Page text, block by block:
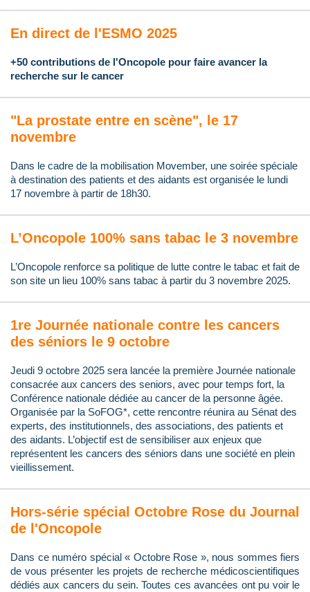
En direct de l'ESMO 2025
+50 contributions de l'Oncopole pour faire avancer la
recherche sur le cancer
"La prostate entre en scène", le 17
novembre
Dans le cadre de la mobilisation Movember, une soirée spéciale
à destination des patients et des aidants est organisée le lundi
17 novembre à partir de 18h30.
L’Oncopole 100% sans tabac le 3 novembre
L’Oncopole renforce sa politique de lutte contre le tabac et fait de
son site un lieu 100% sans tabac à partir du 3 novembre 2025.
1re Journée nationale contre les cancers
des séniors le 9 octobre
Jeudi 9 octobre 2025 sera lancée la première Journée nationale
consacrée aux cancers des seniors, avec pour temps fort, la
Conférence nationale dédiée au cancer de la personne âgée.
Organisée par la SoFOG*, cette rencontre réunira au Sénat des
experts, des institutionnels, des associations, des patients et
des aidants. L’objectif est de sensibiliser aux enjeux que
représentent les cancers des séniors dans une société en plein
vieillissement.
Hors-série spécial Octobre Rose du Journal
de l'Oncopole
Dans ce numéro spécial « Octobre Rose », nous sommes fiers
de vous présenter les projets de recherche médicoscientifiques
dédiés aux cancers du sein. Toutes ces avancées ont pu voir le